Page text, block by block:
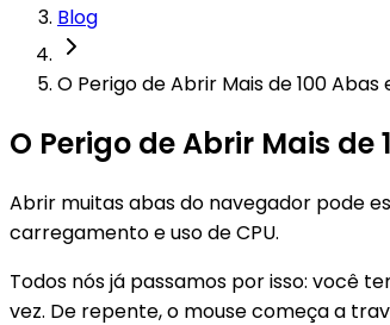
Blog
O Perigo de Abrir Mais de 100
O Perigo de Abrir Mais
Abrir muitas abas do navegador pode
carregamento e uso de CPU.
Todos nós já passamos por isso: você
vez. De repente, o mouse começa a